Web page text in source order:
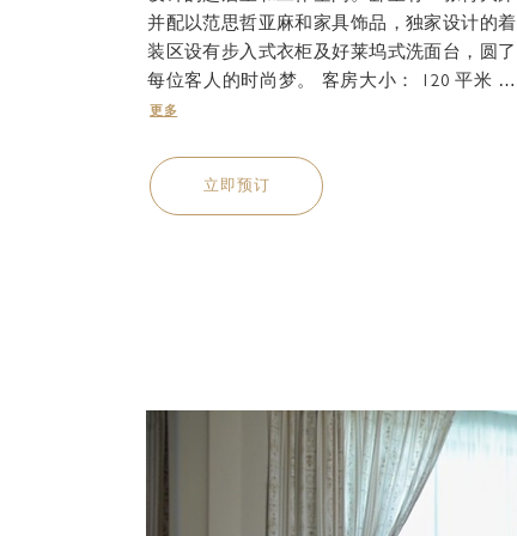
并配以范思哲亚麻和家具饰品，独家设计的着
装区设有步入式衣柜及好莱坞式洗面台，圆了
每位客人的时尚梦。 客房大小： 120 平米 …
更多
立即预订